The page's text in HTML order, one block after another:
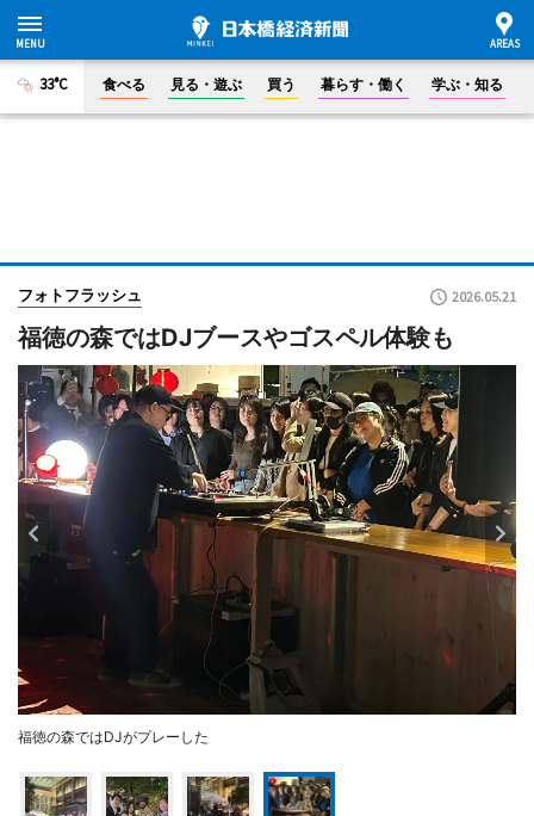
33°C 食べる 見る・遊ぶ 買う 暮らす・働く 学ぶ・知る
フォトフラッシュ 2026.05.21
福徳の森ではDJブースやゴスペル体験も
福徳の森ではDJがプレーした